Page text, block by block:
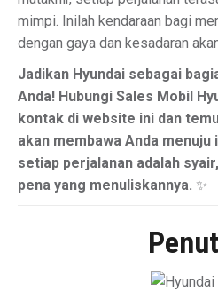
mimpi. Inilah kendaraan bagi
dengan gaya dan kesadaran
Jadikan Hyundai sebagai
Anda! Hubungi Sales Mobil
kontak di website ini dan
akan membawa Anda menuju
setiap perjalanan adalah
pena yang menuliskannya. ✨